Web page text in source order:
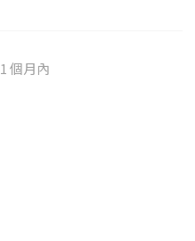
1 個月內